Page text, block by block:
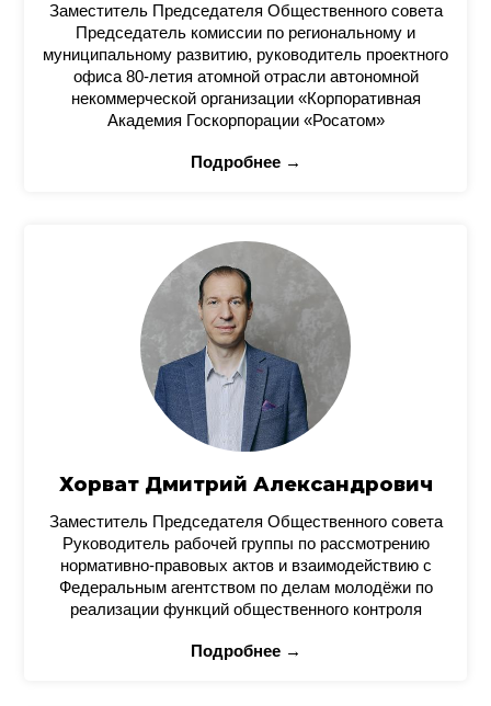
Заместитель Председателя Общественного совета
Председатель комиссии по региональному и
муниципальному развитию, руководитель проектного
офиса 80-летия атомной отрасли автономной
некоммерческой организации «Корпоративная
Академия Госкорпорации «Росатом»
Подробнее →
Хорват Дмитрий Александрович
Заместитель Председателя Общественного совета
Руководитель рабочей группы по рассмотрению
нормативно-правовых актов и взаимодействию с
Федеральным агентством по делам молодёжи по
реализации функций общественного контроля
Подробнее →